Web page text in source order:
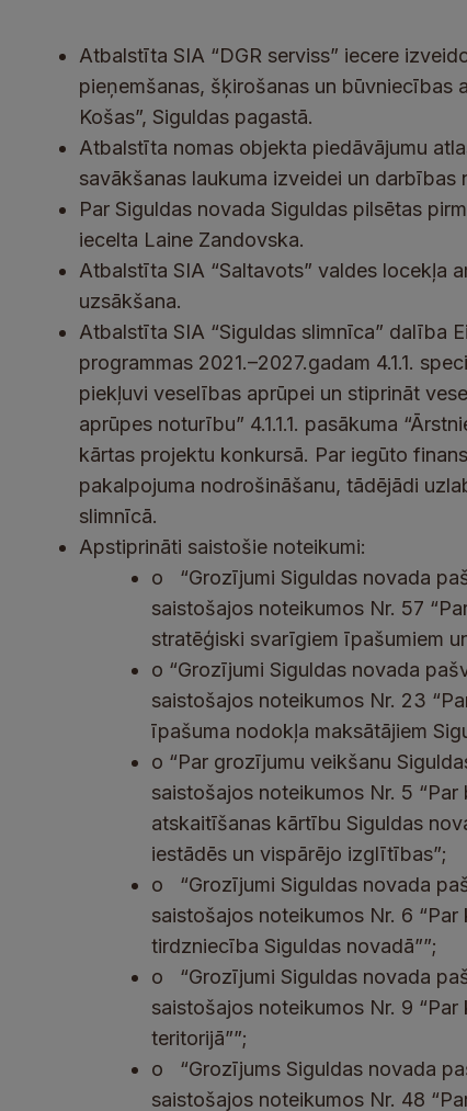
Atbalstīta SIA “DGR serviss” iecere
pieņemšanas, šķirošanas un būvniecības
Košas”, Siguldas pagastā.
Atbalstīta nomas objekta piedāvājumu
savākšanas laukuma izveidei un
Par Siguldas novada Siguldas pilsētas
iecelta Laine Zandovska.
Atbalstīta SIA “Saltavots” valdes locekļa
uzsākšana.
Atbalstīta SIA “Siguldas slimnīca” dalība
programmas 2021.–2027.gadam 4.1.1.
piekļuvi veselības aprūpei un stiprināt
aprūpes noturību” 4.1.1.1. pasākuma
kārtas projektu konkursā. Par iegūto
pakalpojuma nodrošināšanu, tādējādi
slimnīcā.
Apstiprināti saistošie noteikumi:
o “Grozījumi Siguldas novada
saistošajos noteikumos Nr. 57
stratēģiski svarīgiem īpašumiem
o “Grozījumi Siguldas novada
saistošajos noteikumos Nr. 23
īpašuma nodokļa maksātājiem
o “Par grozījumu veikšanu
saistošajos noteikumos Nr. 5
atskaitīšanas kārtību Siguldas
iestādēs un vispārējo izglītības”;
o “Grozījumi Siguldas novada
saistošajos noteikumos Nr. 6
tirdzniecība Siguldas novadā””;
o “Grozījumi Siguldas novada
saistošajos noteikumos Nr. 9
teritorijā””;
o “Grozījums Siguldas novada
saistošajos noteikumos Nr. 48